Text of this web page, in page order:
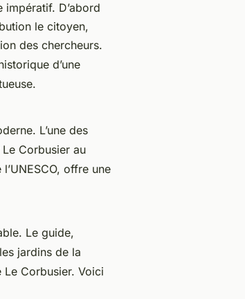
D’abord
le citoyen,
des chercheurs.
d’une
L’une des
Corbusier au
offre une
Le guide,
jardins de la
Corbusier. Voici